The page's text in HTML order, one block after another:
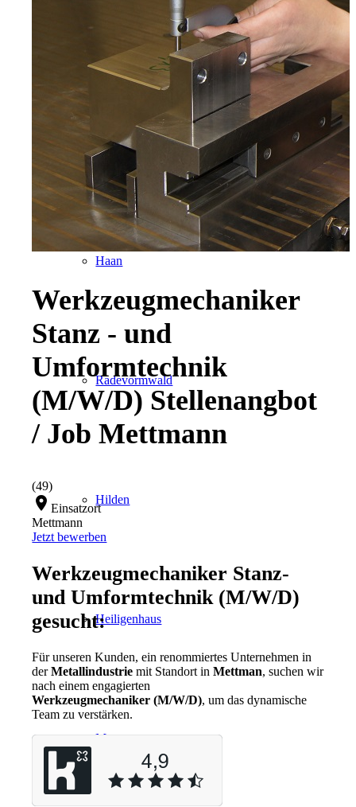
Wuppertal, Solingen, Remscheid, Düsseldorf
Velbert
Haan
Radevormwald
Hilden
Heiligenhaus
Mettmann
Werkzeugmechaniker
Stanz - und
Umformtechnik
(M/W/D) Stellenangbot
/ Job Mettmann
(49)
location_onEinsatzort
Mettmann
Jetzt bewerben
Werkzeugmechaniker Stanz-
und Umformtechnik (M/W/D)
gesucht:
Für unseren Kunden, ein renommiertes Unternehmen in
derMetallindustriemit Standort inMettman, suchen wir
nach einem engagierten
Werkzeugmechaniker(M/W/D), um das dynamische
Team zu verstärken.